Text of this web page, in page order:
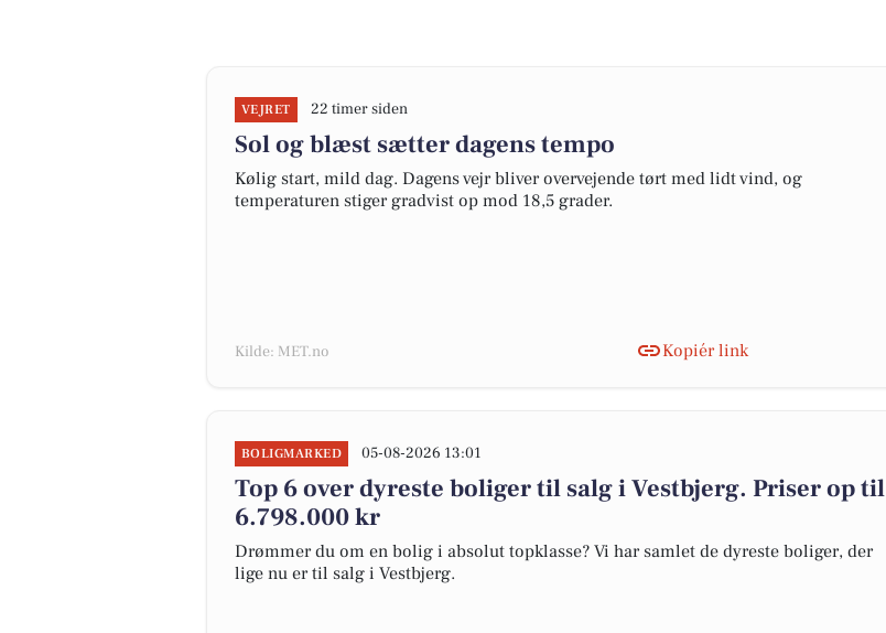
VEJRET 22 timer siden
Sol og blæst sætter dagens tempo
Kølig start, mild dag. Dagens vejr bliver overvejende tørt med lidt vind, og
temperaturen stiger gradvist op mod 18,5 grader.
Kilde: MET.no Kopiér link
BOLIGMARKED 05-08-2026 13:01
Top 6 over dyreste boliger til salg i Vestbjerg. Priser op til
6.798.000 kr
Drømmer du om en bolig i absolut topklasse? Vi har samlet de dyreste boliger, der
lige nu er til salg i Vestbjerg.